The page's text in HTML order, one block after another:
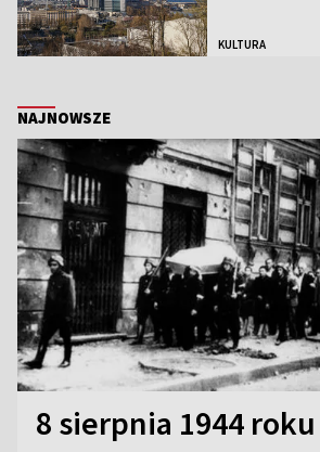
KULTURA
NAJNOWSZE
8 sierpnia 1944